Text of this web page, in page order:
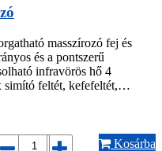
masszírozó fej és
és a pontszerű
infravörös hő 4
simító feltét, kefefeltét,…
Kosárba